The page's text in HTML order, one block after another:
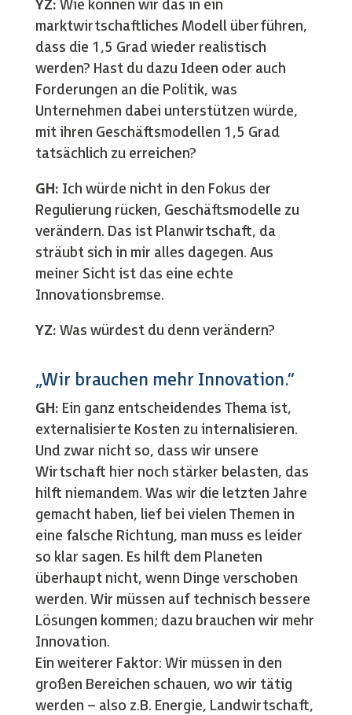
YZ: Wie können wir das in ein
marktwirtschaftliches Modell überführen,
dass die 1,5 Grad wieder realistisch
werden? Hast du dazu Ideen oder auch
Forderungen an die Politik, was
Unternehmen dabei unterstützen würde,
mit ihren Geschäftsmodellen 1,5 Grad
tatsächlich zu erreichen?
GH: Ich würde nicht in den Fokus der
Regulierung rücken, Geschäftsmodelle zu
verändern. Das ist Planwirtschaft, da
sträubt sich in mir alles dagegen. Aus
meiner Sicht ist das eine echte
Innovationsbremse.
YZ: Was würdest du denn verändern?
„Wir brauchen mehr Innovation.“
GH: Ein ganz entscheidendes Thema ist,
externalisierte Kosten zu internalisieren.
Und zwar nicht so, dass wir unsere
Wirtschaft hier noch stärker belasten, das
hilft niemandem. Was wir die letzten Jahre
gemacht haben, lief bei vielen Themen in
eine falsche Richtung, man muss es leider
so klar sagen. Es hilft dem Planeten
überhaupt nicht, wenn Dinge verschoben
werden. Wir müssen auf technisch bessere
Lösungen kommen; dazu brauchen wir mehr
Innovation.
Ein weiterer Faktor: Wir müssen in den
großen Bereichen schauen, wo wir tätig
werden – also z.B. Energie, Landwirtschaft,